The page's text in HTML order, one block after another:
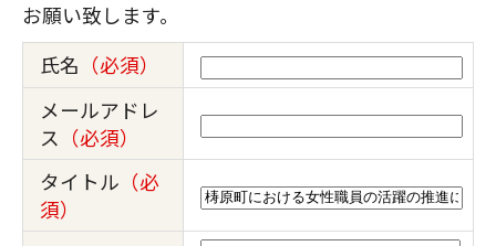
お願い致します。
氏名 （必須）
メールアドレ
ス （必須）
タイトル （必
須）